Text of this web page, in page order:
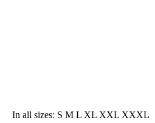
In all sizes: S M L XL XXL XXXL